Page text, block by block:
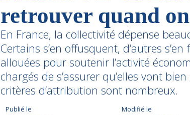
retrouver quand
En France, la collectivité dépense
Certains s’en offusquent, d’autres
allouées pour soutenir l’activité
chargés de s’assurer qu’elles vont
critères d’attribution sont nombreux.
Publié le Modifié le